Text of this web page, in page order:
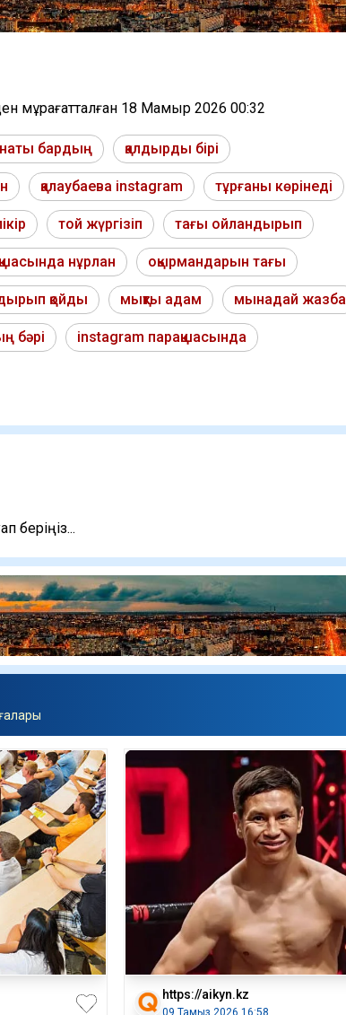
мұрағатталған 18 Мамыр 2026 00:32
бардың қалдырды бірі
қалаубаева instagram тұрғаны көрінеді
той жүргізіп тағы ойландырып
нұрлан оқырмандарын тағы
қойды мықты адам мынадай жазба
бәрі instagram парақшасында
беріңіз...
https://aikyn.kz